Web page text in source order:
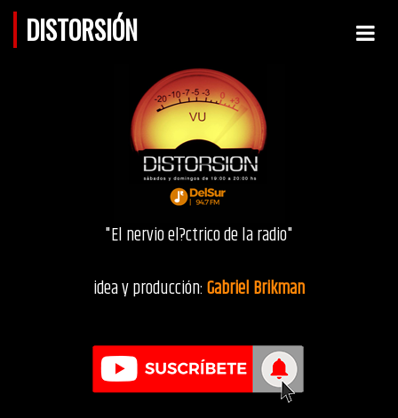
DISTORSIÓN
"El nervio el?ctrico de la radio"
idea y producción:Gabriel Brikman